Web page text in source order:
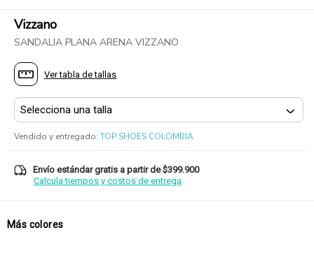
Vizzano
SANDALIA PLANA ARENA VIZZANO
Ver tabla de tallas
Vendido y entregado: TOP SHOES COLOMBIA
Envío estándar gratis a partir de $399.900
Calcula tiempos y costos de entrega
Más colores